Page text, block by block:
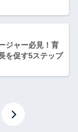
ジャー必見！育
を促す5ステップ